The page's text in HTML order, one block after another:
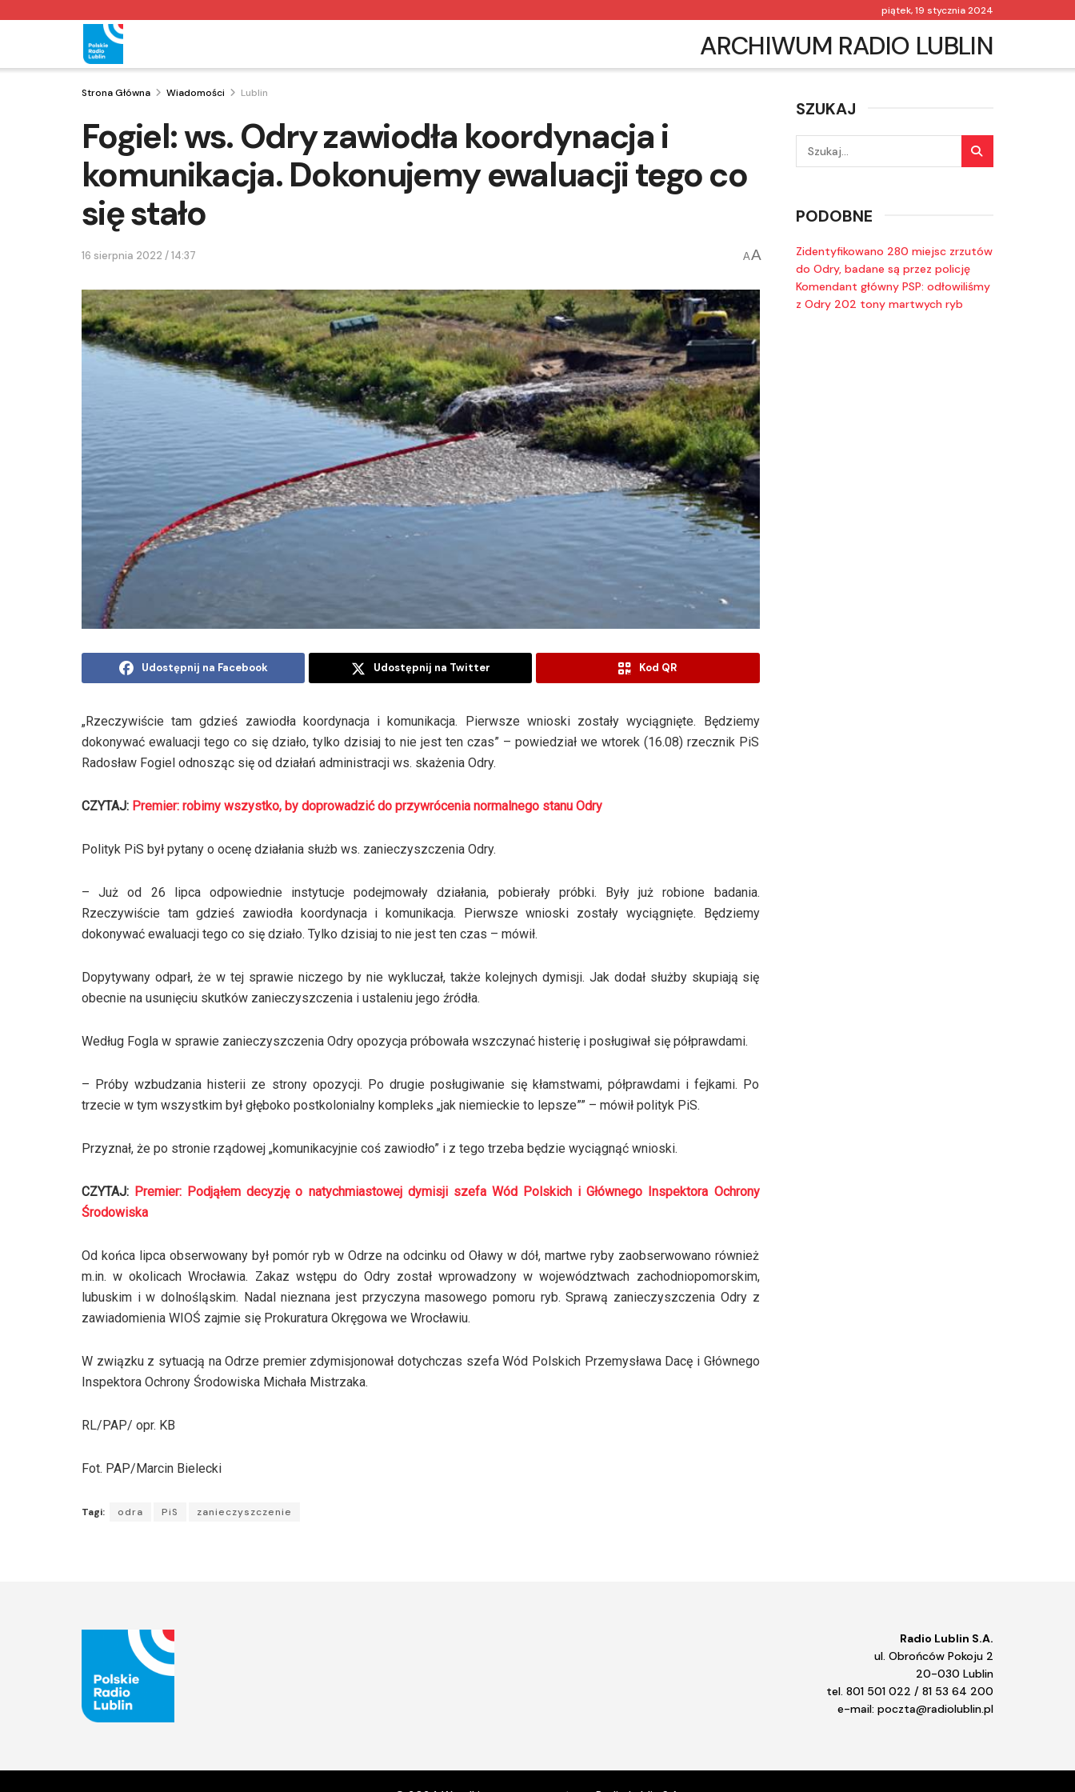
piątek, 19 stycznia 2024
ARCHIWUM RADIO LUBLIN
Strona Główna Wiadomości Lublin
Fogiel: ws. Odry zawiodła koordynacja i
komunikacja. Dokonujemy ewaluacji tego co
się stało
16 sierpnia 2022 / 14:37 AA
Udostępnij na Facebook Udostępnij na Twitter Kod QR
„Rzeczywiście tam gdzieś zawiodła koordynacja i komunikacja. Pierwsze wnioski zostały wyciągnięte. Będziemy
dokonywać ewaluacji tego co się działo, tylko dzisiaj to nie jest ten czas” – powiedział we wtorek (16.08) rzecznik PiS
Radosław Fogiel odnosząc się od działań administracji ws. skażenia Odry.
CZYTAJ: Premier: robimy wszystko, by doprowadzić do przywrócenia normalnego stanu Odry
Polityk PiS był pytany o ocenę działania służb ws. zanieczyszczenia Odry.
– Już od 26 lipca odpowiednie instytucje podejmowały działania, pobierały próbki. Były już robione badania.
Rzeczywiście tam gdzieś zawiodła koordynacja i komunikacja. Pierwsze wnioski zostały wyciągnięte. Będziemy
dokonywać ewaluacji tego co się działo. Tylko dzisiaj to nie jest ten czas – mówił.
Dopytywany odparł, że w tej sprawie niczego by nie wykluczał, także kolejnych dymisji. Jak dodał służby skupiają się
obecnie na usunięciu skutków zanieczyszczenia i ustaleniu jego źródła.
Według Fogla w sprawie zanieczyszczenia Odry opozycja próbowała wszczynać histerię i posługiwał się półprawdami.
– Próby wzbudzania histerii ze strony opozycji. Po drugie posługiwanie się kłamstwami, półprawdami i fejkami. Po
trzecie w tym wszystkim był głęboko postkolonialny kompleks „jak niemieckie to lepsze”” – mówił polityk PiS.
Przyznał, że po stronie rządowej „komunikacyjnie coś zawiodło” i z tego trzeba będzie wyciągnąć wnioski.
CZYTAJ: Premier: Podjąłem decyzję o natychmiastowej dymisji szefa Wód Polskich i Głównego Inspektora Ochrony
Środowiska
Od końca lipca obserwowany był pomór ryb w Odrze na odcinku od Oławy w dół, martwe ryby zaobserwowano również
m.in. w okolicach Wrocławia. Zakaz wstępu do Odry został wprowadzony w województwach zachodniopomorskim,
lubuskim i w dolnośląskim. Nadal nieznana jest przyczyna masowego pomoru ryb. Sprawą zanieczyszczenia Odry z
zawiadomienia WIOŚ zajmie się Prokuratura Okręgowa we Wrocławiu.
W związku z sytuacją na Odrze premier zdymisjonował dotychczas szefa Wód Polskich Przemysława Dacę i Głównego
Inspektora Ochrony Środowiska Michała Mistrzaka.
RL/PAP/ opr. KB
Fot. PAP/Marcin Bielecki
Tagi: odra PiS zanieczyszczenie
SZUKAJ
PODOBNE
Zidentyfikowano 280 miejsc zrzutów
do Odry, badane są przez policję
Komendant główny PSP: odłowiliśmy
z Odry 202 tony martwych ryb
Radio Lublin S.A.
ul. Obrońców Pokoju 2
20-030 Lublin
tel. 801 501 022 / 81 53 64 200
e-mail: poczta@radiolublin.pl